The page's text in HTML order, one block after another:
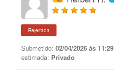
Rejeitada
Submetido: 02/04/2026 às 11:29
estimada: Privado